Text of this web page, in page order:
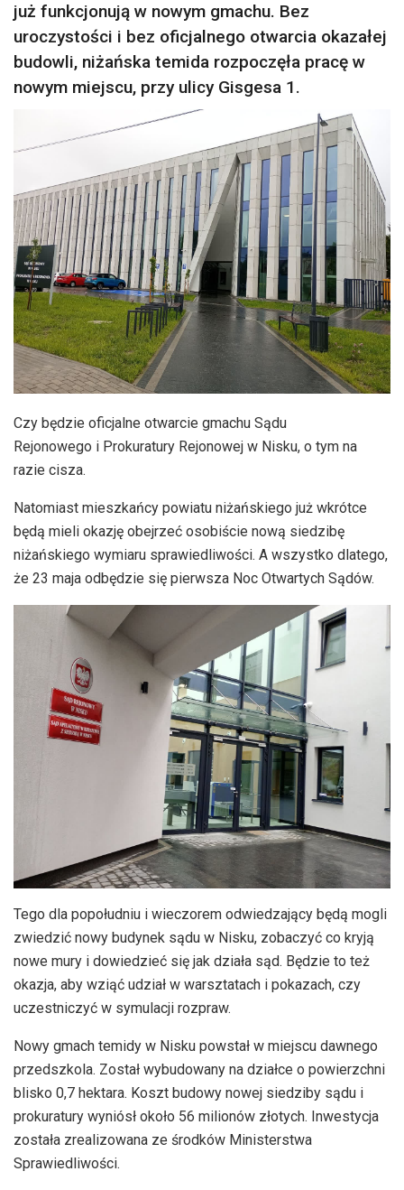
już funkcjonują w nowym gmachu. Bez
uroczystości i bez oficjalnego otwarcia okazałej
budowli, niżańska temida rozpoczęła pracę w
nowym miejscu, przy ulicy Gisgesa 1.
Czy będzie oficjalne otwarcie gmachu Sądu
Rejonowego i Prokuratury Rejonowej w Nisku, o tym na
razie cisza.
Natomiast mieszkańcy powiatu niżańskiego już wkrótce
będą mieli okazję obejrzeć osobiście nową siedzibę
niżańskiego wymiaru sprawiedliwości. A wszystko dlatego,
że 23 maja odbędzie się pierwsza Noc Otwartych Sądów.
Tego dla popołudniu i wieczorem odwiedzający będą mogli
zwiedzić nowy budynek sądu w Nisku, zobaczyć co kryją
nowe mury i dowiedzieć się jak działa sąd. Będzie to też
okazja, aby wziąć udział w warsztatach i pokazach, czy
uczestniczyć w symulacji rozpraw.
Nowy gmach temidy w Nisku powstał w miejscu dawnego
przedszkola. Został wybudowany na działce o powierzchni
blisko 0,7 hektara. Koszt budowy nowej siedziby sądu i
prokuratury wyniósł około 56 milionów złotych. Inwestycja
została zrealizowana ze środków Ministerstwa
Sprawiedliwości.